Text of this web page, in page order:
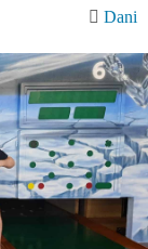
Dani